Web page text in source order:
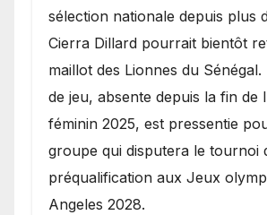
sélection nationale depuis plus
Cierra Dillard pourrait bientôt
maillot des Lionnes du Sénégal.
de jeu, absente depuis la fin de
féminin 2025, est pressentie
groupe qui disputera le tournoi
préqualification aux Jeux
Angeles 2028.